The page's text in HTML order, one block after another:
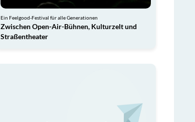
Ein Feelgood-Festival für alle Generationen
Zwischen Open-Air-Bühnen, Kulturzelt und
Straßentheater